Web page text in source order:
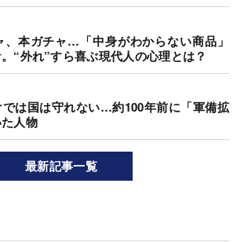
本ガチャ…「中身がわからない商品」
“外れ”すら喜ぶ現代人の心理とは？
は国は守れない…約100年前に「軍備拡
人物
最新記事一覧